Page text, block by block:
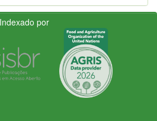
Indexado por